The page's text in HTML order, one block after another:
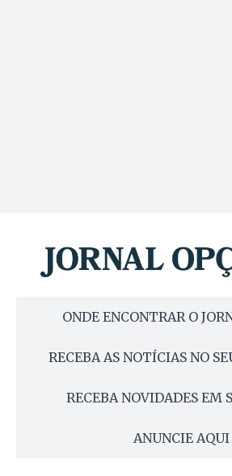
ONDE ENCONTRAR O
RECEBA AS NOTÍCIAS NO
RECEBA NOVIDADES EM
ANUNCIE AQUI